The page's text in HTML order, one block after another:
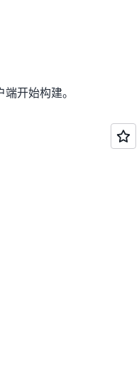
开始构建。